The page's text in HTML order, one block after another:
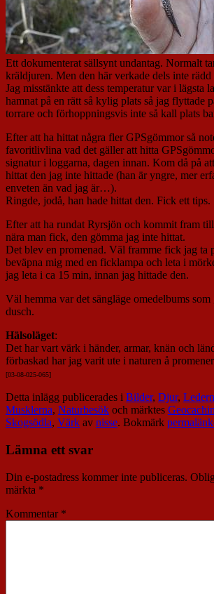
Ett dokumenterat sällsynt undantag. Normalt
kräldjuren. Men den här verkade dels inte rädd
Jag misstänkte att dess temperatur var i lägsta
hamnat på en rätt så kylig plats så jag flyttade
torrare och förhoppningsvis inte så kall plats
Efter att ha hittat några fler GPSgömmor så
favoritlivlina vad det gäller att hitta
signatur i loggarna, dagen innan. Kom då på
hittat den jag inte hittade (han är yngre, mer
enveten än vad jag är…).
Ringde, jodå, han hade hittat den. Fick ett tips.
Efter att ha rundat Ryrsjön och kommit fram
nära man fick, den gömma jag inte hittat.
Det blev en promenad. Väl framme fick jag ta
beväpna mig med en ficklampa och leta i
jag leta i ca 15 min, innan jag hittade den.
Väl hemma var det sängläge omedelbums
dusch.
Hälsoläget:
Det har vart värk i händer, armar, knän och
förbaskad har jag varit ute i naturen å
[03-08-025-065]
Detta inlägg publicerades i Bilder, Djur,
Musklerna, Naturbesök och märktes
Skogsödla, Värk av nisse. Bokmärk
Lämna ett svar
Din e-postadress kommer inte publiceras.
märkta *
Kommentar *